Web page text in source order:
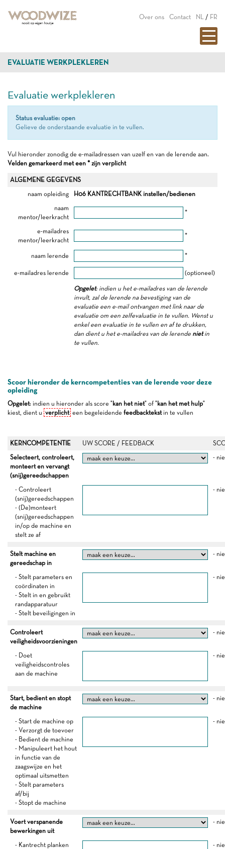
Over ons Contact NL / FR
EVALUATIE WERKPLEKLEREN
Evaluatie werkplekleren
Status evaluatie: open
Gelieve de onderstaande evaluatie in te vullen.
Vul hieronder zonodig de e-mailadressen van uzelf en van de lerende aan.
Velden gemarkeerd met een * zijn verplicht
ALGEMENE GEGEVENS
naam opleiding
H06 KANTRECHTBANK instellen/bedienen
naam
mentor/leerkracht
*
e-mailadres
mentor/leerkracht
*
naam lerende *
e-mailadres lerende (optioneel)
Opgelet: indien u het e-mailadres van de lerende
invult, zal de lerende na bevestiging van de
evaluatie een e-mail ontvangen met link naar de
evaluatie om een zelfevaluatie in te vullen. Wenst u
enkel een evaluatie in te vullen en af te drukken,
dan dient u het e-mailadres van de lerende nietin
te vullen.
Scoor hieronder de kerncompetenties van de lerende voor deze
opleiding
Opgelet: indien u hieronder als score "kan het niet" of "kan het met hulp"
kiest, dient u verplicht een begeleidende feedbacktekstin te vullen
KERNCOMPETENTIE UW SCORE / FEEDBACK
Selecteert, controleert,
monteert en vervangt
(snij)gereedschappen
-
- Controleert
(snij)gereedschappen
- (De)monteert
(snij)gereedschappen
in/op de machine en
stelt ze af
-
Stelt machine en
gereedschap in
-
- Stelt parameters en
coördinaten in
- Stelt in en gebruikt
randapparatuur
- Stelt beveiligingen in
-
Controleert
veiligheidsvoorzieningen
-
- Doet
veiligheidscontroles
aan de machine
-
Start, bedient en stopt
de machine
-
- Start de machine op
- Verzorgt de toevoer
- Bedient de machine
- Manipuleert het hout
in functie van de
zaagswijze en het
optimaal uitsmetten
- Stelt parameters
af/bij
- Stopt de machine
-
Voert verspanende
bewerkingen uit
-
- Kantrecht planken
-